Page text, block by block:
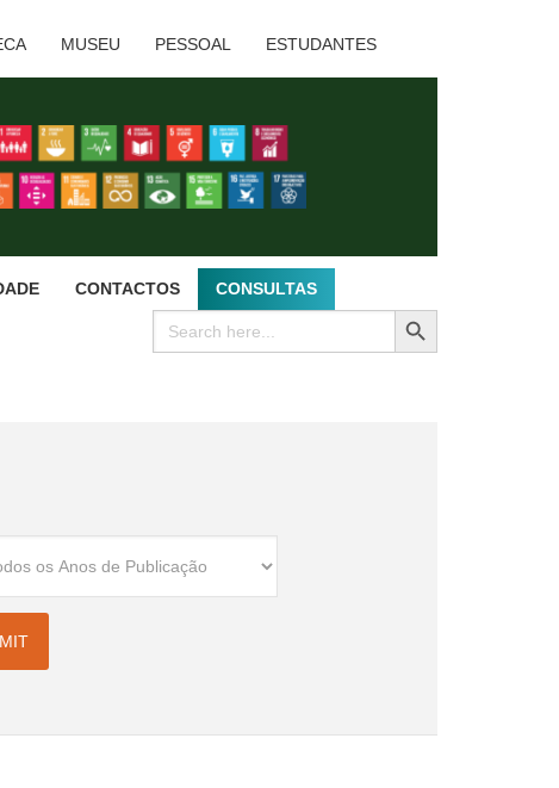
MUSEU PESSOAL ESTUDANTES
CONTACTOS CONSULTAS
Search
for:
SEARCH BUTTON